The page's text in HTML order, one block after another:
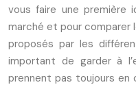
vous faire une première
marché et pour comparer
proposés par les
important de garder à
prennent pas toujours